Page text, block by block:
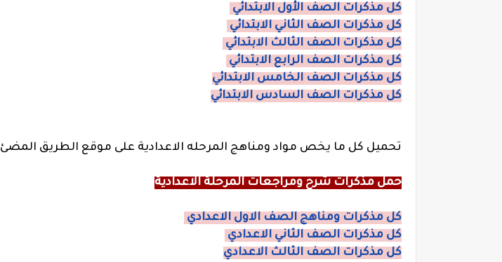
كل مذكرات الصف الأول الابتدائي
كل مذكرات الصف الثاني الابتدائي
كل مذكرات الصف الثالث الابتدائي
كل مذكرات الصف الرابع الابتدائي
كل مذكرات الصف الخامس الابتدائي
كل مذكرات الصف السادس الابتدائي
تحميل كل ما يخص مواد ومناهج المرحله الاعدادية على موقع الطريق المضئ
حمل مذكرات شرح ومراجعات المرحلة الاعدادية
كل مذكرات ومناهج الصف الاول الاعدادي
كل مذكرات الصف الثاني الاعدادي
كل مذكرات الصف الثالث الاعدادي